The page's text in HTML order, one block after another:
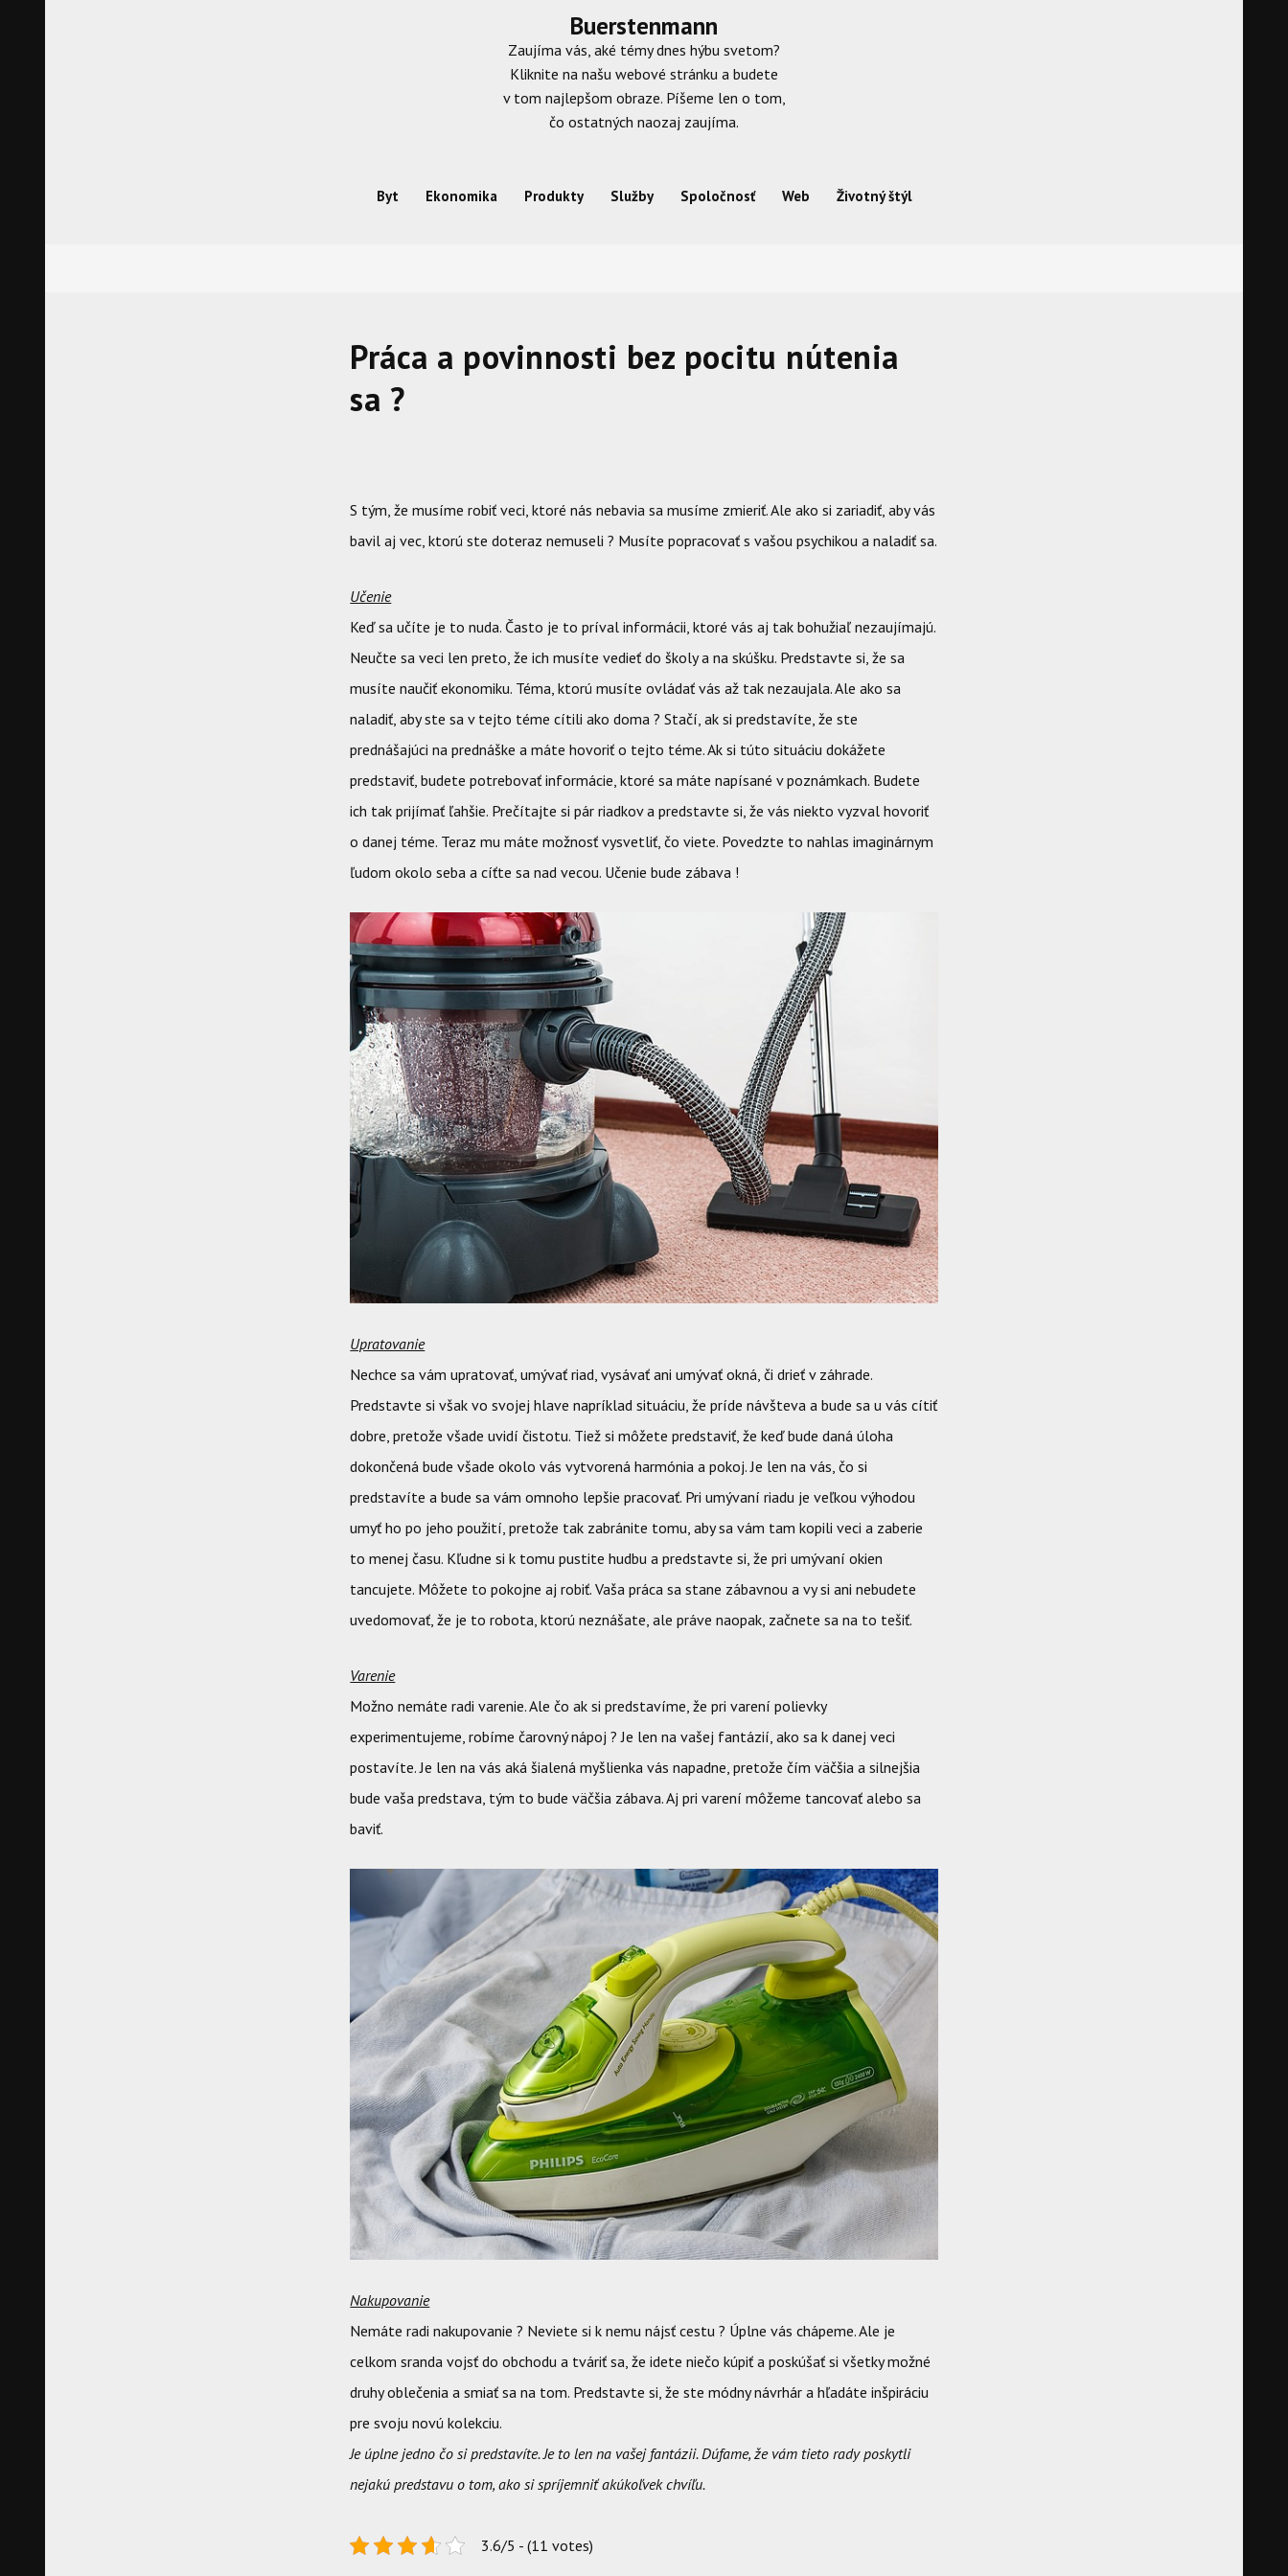
Buerstenmann
Zaujíma vás, aké témy dnes hýbu svetom?
Kliknite na našu webové stránku a budete
v tom najlepšom obraze. Píšeme len o tom,
čo ostatných naozaj zaujíma.
Byt Ekonomika Produkty Služby Spoločnosť Web Životný štýl
Práca a povinnosti bez pocitu nútenia
sa ?
S tým, že musíme robiť veci, ktoré nás nebavia sa musíme zmieriť. Ale ako si zariadiť, aby vás
bavil aj vec, ktorú ste doteraz nemuseli ? Musíte popracovať s vašou psychikou a naladiť sa.
Učenie
Keď sa učíte je to nuda. Často je to príval informácii, ktoré vás aj tak bohužiaľ nezaujímajú.
Neučte sa veci len preto, že ich musíte vedieť do školy a na skúšku. Predstavte si, že sa
musíte naučiť ekonomiku. Téma, ktorú musíte ovládať vás až tak nezaujala. Ale ako sa
naladiť, aby ste sa v tejto téme cítili ako doma ? Stačí, ak si predstavíte, že ste
prednášajúci na prednáške a máte hovoriť o tejto téme. Ak si túto situáciu dokážete
predstaviť, budete potrebovať informácie, ktoré sa máte napísané v poznámkach. Budete
ich tak prijímať ľahšie. Prečítajte si pár riadkov a predstavte si, že vás niekto vyzval hovoriť
o danej téme. Teraz mu máte možnosť vysvetliť, čo viete. Povedzte to nahlas imaginárnym
ľudom okolo seba a cíťte sa nad vecou. Učenie bude zábava !
Upratovanie
Nechce sa vám upratovať, umývať riad, vysávať ani umývať okná, či drieť v záhrade.
Predstavte si však vo svojej hlave napríklad situáciu, že príde návšteva a bude sa u vás cítiť
dobre, pretože všade uvidí čistotu. Tiež si môžete predstaviť, že keď bude daná úloha
dokončená bude všade okolo vás vytvorená harmónia a pokoj. Je len na vás, čo si
predstavíte a bude sa vám omnoho lepšie pracovať. Pri umývaní riadu je veľkou výhodou
umyť ho po jeho použití, pretože tak zabránite tomu, aby sa vám tam kopili veci a zaberie
to menej času. Kľudne si k tomu pustite hudbu a predstavte si, že pri umývaní okien
tancujete. Môžete to pokojne aj robiť. Vaša práca sa stane zábavnou a vy si ani nebudete
uvedomovať, že je to robota, ktorú neznášate, ale práve naopak, začnete sa na to tešiť.
Varenie
Možno nemáte radi varenie. Ale čo ak si predstavíme, že pri varení polievky
experimentujeme, robíme čarovný nápoj ? Je len na vašej fantázií, ako sa k danej veci
postavíte. Je len na vás aká šialená myšlienka vás napadne, pretože čím väčšia a silnejšia
bude vaša predstava, tým to bude väčšia zábava. Aj pri varení môžeme tancovať alebo sa
baviť.
Nakupovanie
Nemáte radi nakupovanie ? Neviete si k nemu nájsť cestu ? Úplne vás chápeme. Ale je
celkom sranda vojsť do obchodu a tváriť sa, že idete niečo kúpiť a poskúšať si všetky možné
druhy oblečenia a smiať sa na tom. Predstavte si, že ste módny návrhár a hľadáte inšpiráciu
pre svoju novú kolekciu.
Je úplne jedno čo si predstavíte. Je to len na vašej fantázii. Dúfame, že vám tieto rady poskytli
nejakú predstavu o tom, ako si spríjemniť akúkoľvek chvíľu.
3.6/5 - (11 votes)